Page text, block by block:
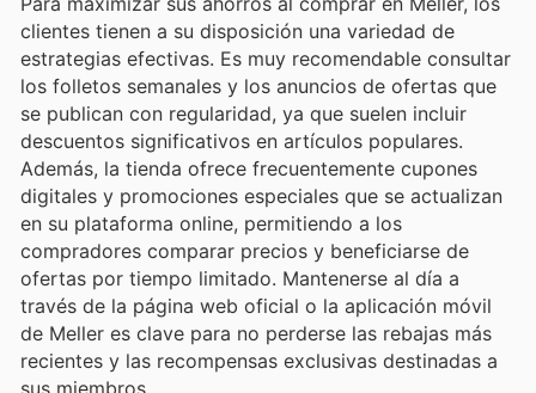
clientes tienen a su disposición una variedad de
estrategias efectivas. Es muy recomendable consultar
los folletos semanales y los anuncios de ofertas que
se publican con regularidad, ya que suelen incluir
descuentos significativos en artículos populares.
Además, la tienda ofrece frecuentemente cupones
digitales y promociones especiales que se actualizan
en su plataforma online, permitiendo a los
compradores comparar precios y beneficiarse de
ofertas por tiempo limitado. Mantenerse al día a
través de la página web oficial o la aplicación móvil
de Meller es clave para no perderse las rebajas más
recientes y las recompensas exclusivas destinadas a
sus miembros.